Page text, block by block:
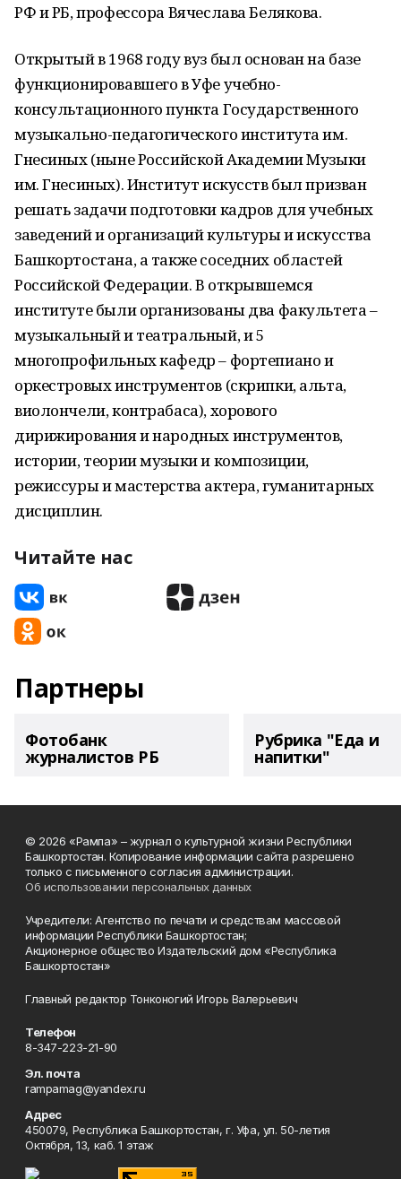
РФ и РБ, профессора Вячеслава Белякова.
Открытый в 1968 году вуз был основан на базе
функционировавшего в Уфе учебно-
консультационного пункта Государственного
музыкально-педагогического института им.
Гнесиных (ныне Российской Академии Музыки
им. Гнесиных). Институт искусств был призван
решать задачи подготовки кадров для учебных
заведений и организаций культуры и искусства
Башкортостана, а также соседних областей
Российской Федерации. В открывшемся
институте были организованы два факультета –
музыкальный и театральный, и 5
многопрофильных кафедр – фортепиано и
оркестровых инструментов (скрипки, альта,
виолончели, контрабаса), хорового
дирижирования и народных инструментов,
истории, теории музыки и композиции,
режиссуры и мастерства актера, гуманитарных
дисциплин.
Читайте нас
Партнеры
Фотобанк
журналистов РБ
Рубрика "Еда и
напитки"
© 2026 «Рампа» – журнал о культурной жизни Республики
Башкортостан. Копирование информации сайта разрешено
только с письменного согласия администрации.
Об использовании персональных данных
Учредители: Агентство по печати и средствам массовой
информации Республики Башкортостан;
Акционерное общество Издательский дом «Республика
Башкортостан»
Главный редактор Тонконогий Игорь Валерьевич
Телефон
8-347-223-21-90
Эл. почта
rampamag@yandex.ru
Адрес
450079, Республика Башкортостан, г. Уфа, ул. 50-летия
Октября, 13, каб. 1 этаж